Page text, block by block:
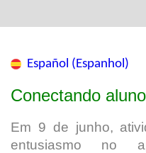
Español (Espanhol)
Conectando
Em 9 de junho,
entusiasmo no